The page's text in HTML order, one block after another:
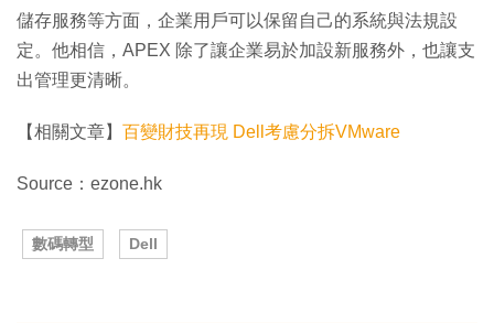
儲存服務等方面，企業用戶可以保留自己的系統與法規設
定。他相信，APEX 除了讓企業易於加設新服務外，也讓支
出管理更清晰。
【相關文章】 百變財技再現 Dell考慮分拆VMware
Source：ezone.hk
數碼轉型 Dell